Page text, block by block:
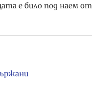
е било под наем от